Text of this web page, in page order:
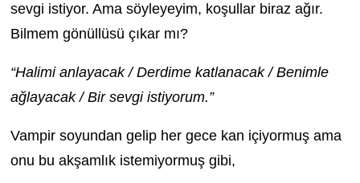
sevgi istiyor. Ama söyleyeyim, koşullar biraz ağır.
Bilmem gönüllüsü çıkar mı?
“Halimi anlayacak / Derdime katlanacak / Benimle
ağlayacak / Bir sevgi istiyorum.”
Vampir soyundan gelip her gece kan içiyormuş ama
onu bu akşamlık istemiyormuş gibi,